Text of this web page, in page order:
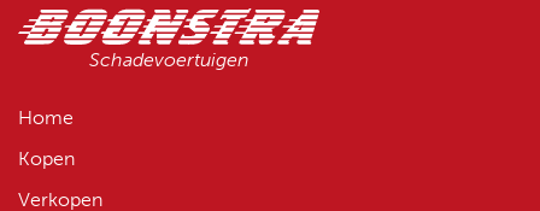
Schadevoertuigen
Home
Kopen
Verkopen